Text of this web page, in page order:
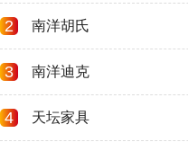
2 南洋胡氏
3 南洋迪克
4 天坛家具